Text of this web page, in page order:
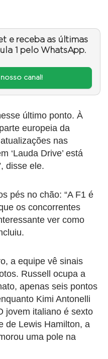
e receba as últimas
1 pelo WhatsApp.
canal!
último ponto. À
europeia da
nas
‘Lauda Drive’ está
disse ele.
pés no chão: “A F1 é
os concorrentes
ver como
a equipe vê sinais
Russell ocupa a
apenas seis pontos
Kimi Antonelli
jovem italiano é sexto
de Lewis Hamilton, a
uma pole na